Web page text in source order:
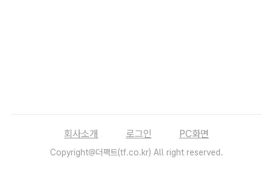
회사소개 로그인 PC화면
Copyright@더팩트(tf.co.kr) All right reserved.